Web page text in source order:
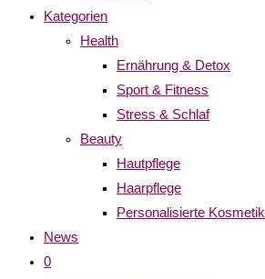
Kategorien
Health
Ernährung & Detox
Sport & Fitness
Stress & Schlaf
Beauty
Hautpflege
Haarpflege
Personalisierte Kosmetik
News
0